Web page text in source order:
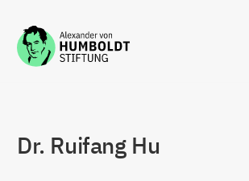
Zum Inhalt springen
Dr. Ruifang Hu